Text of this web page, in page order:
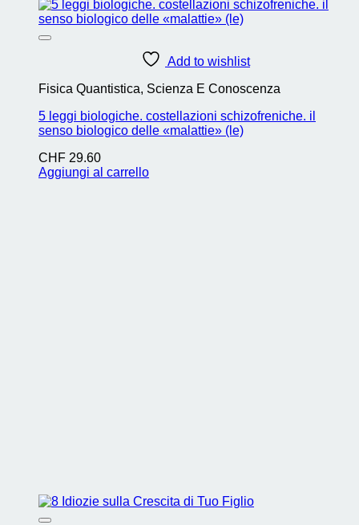
Add to wishlist
Fisica Quantistica, Scienza E Conoscenza
5 leggi biologiche. costellazioni schizofreniche. il
senso biologico delle «malattie» (le)
CHF 29.60
Aggiungi al carrello